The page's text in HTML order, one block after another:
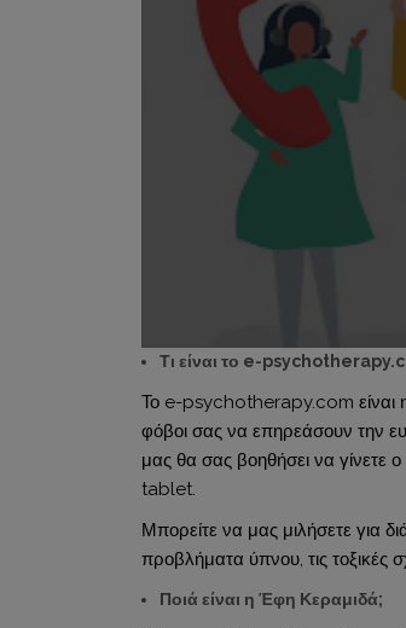
Τι είναι το e-
Το e-psychotherapy.com είναι η
φόβοι σας να επηρεάσουν την
μας θα σας βοηθήσει να γίνετε
tablet.
Μπορείτε να μας μιλήσετε για
προβλήματα ύπνου, τις τοξικές
Ποιά είναι η Έφη Κεραμιδά;